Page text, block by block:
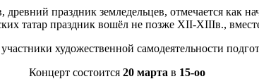
праздник земледельцев, отмечается как
татар праздник вошёл не позже XII-XIIIв.,
художественной самодеятельности
Концерт состоится 20 марта в 15-оо